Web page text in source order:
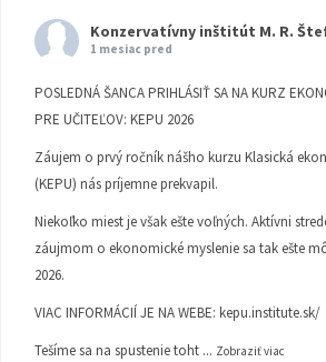
Konzervatívny inštitút M. R.
1 mesiac pred
POSLEDNÁ ŠANCA PRIHLÁSIŤ SA NA KURZ
PRE UČITEĽOV: KEPU 2026
Záujem o prvý ročník nášho kurzu Klasická
(KEPU) nás príjemne prekvapil.
Niekoľko miest je však ešte voľných. Aktívni
záujmom o ekonomické myslenie sa tak ešte
2026.
VIAC INFORMÁCIÍ JE NA WEBE: kepu.institute.sk/
Tešíme sa na spustenie toht ... Zobraziť viac